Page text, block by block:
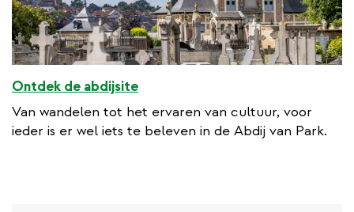
Ontdek de abdijsite
Van wandelen tot het ervaren van cultuur, voor
ieder is er wel iets te beleven in de Abdij van Park.